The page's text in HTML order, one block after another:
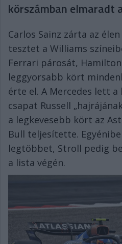
körszámban elmaradt
Carlos Sainz zárta az
tesztet a Williams
Ferrari párosát,
leggyorsabb kört
érte el. A Mercedes lett
csapat Russell
a legkevesebb kört az
Bull teljesítette.
legtöbbet, Stroll pedig
a lista végén.